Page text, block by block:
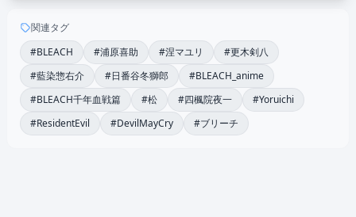
関連タグ
#BLEACH
#浦原喜助 #涅マユリ
#更木剣八
#藍染惣右介
#日番谷冬獅郎
#BLEACH_anime
#BLEACH千年血戦篇
#松 #四楓院夜一
#Yoruichi
#ResidentEvil
#DevilMayCry #ブリーチ